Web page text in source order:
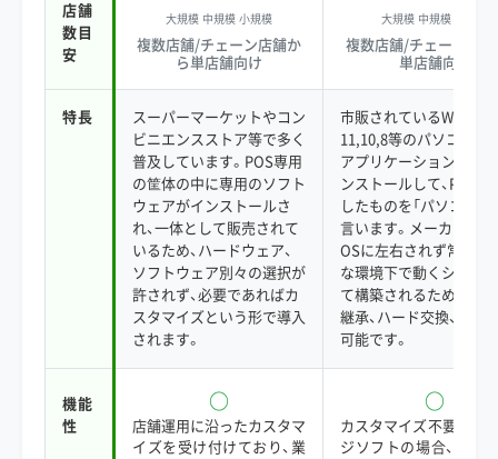
店舗
数目
安
大規模 中規模 小規模
複数店舗/チェーン店舗か
ら単店舗向け
大規模 中規模
複数店舗/チェーン店舗
単店舗向け
特長
スーパーマーケットやコン
ビニエンスストア等で多く
普及しています。POS専用
の筐体の中に専用のソフト
ウェアがインストールさ
れ、一体として販売されて
いるため、ハードウェア、
ソフトウェア別々の選択が
許されず、必要であればカ
スタマイズという形で導入
されます。
市販されている
11,10,8等のパソコンに
アプリケーションソフ
ンストールして、POSレ
したものを「パソコン
言います。メーカー、型
OSに左右されず常に標
な環境下で動くシステ
て構築されるため、ソフ
継承、ハード交換、機種
可能です。
機能
性
○
店舗運用に沿ったカスタマ
イズを受け付けており、業
○
カスタマイズ不要のパ
ジソフトの場合、基本